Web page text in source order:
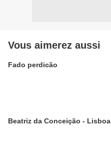
Vous aimerez aussi
Fado perdicão
Beatriz da Conceição - Lisboa